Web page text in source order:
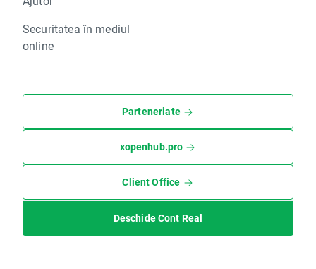
Securitatea în mediul
online
Parteneriate
xopenhub.pro
Client Office
Deschide Cont Real